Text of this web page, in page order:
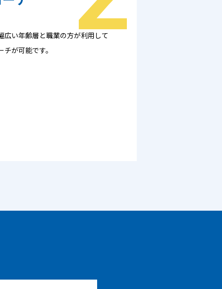
い年齢層と職業の方が利用して
が可能です。